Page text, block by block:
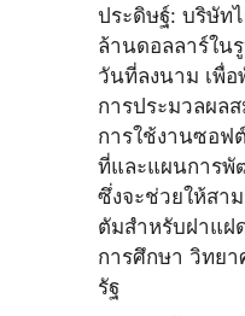
ประดิษฐ์: บริษัท
ล้านดอลลาร์ใน
วันที่ลงนาม เพื่
การประมวลผล
การใช้งานซอฟ
ที่และแผนการพั
ซึ่งจะช่วยให้สา
ตัมสำหรับฝาแ
การศึกษา วิทย
รัฐ